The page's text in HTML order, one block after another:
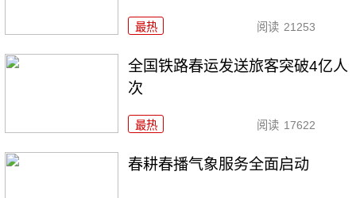
最热 阅读 21253
全国铁路春运发送旅客突破4亿人
次
最热 阅读 17622
春耕春播气象服务全面启动